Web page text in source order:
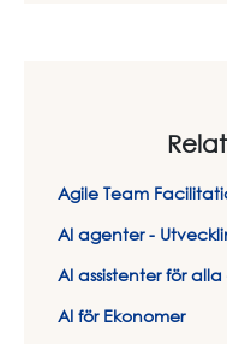
Agile Team
AI agenter -
AI assistenter för
AI för Ekonomer